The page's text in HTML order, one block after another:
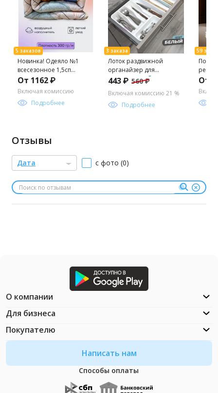
Новинка! Одеяло №1
всесезонное 1,5сп
140x205
От 1162 ₽
Включая комиссию
Подробнее
Лоток раздвижной
органайзер для
столовых приборов
"Виолет" (33*29,5*6см
/33*51,
443 ₽ 560 ₽
Включая комиссию 21 %
Подробнее
От
Отзывы
Дата с фото (0)
Написать нам
Способы оплаты
О компании
Для бизнеса
Покупателю